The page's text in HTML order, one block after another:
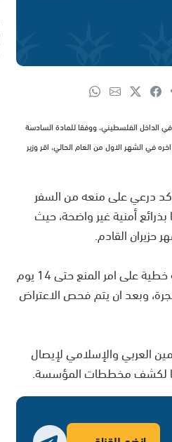
الداخل الفلسطيني، ووفقا للمادة السادسة
في الشهر الاول من العام الحالي، اقر وزير
درعي على منعه من السفر
أمنية غير واضحة، حيث
حزيران القادم.
هذا وحسبما ورد في الرسالة فان للدكتور سليمان اغبارية الحق في ان يقدم اعتراضه برسالة خطية على امر المنع حتى 14 يوم
وبعد ان يتم فحص الاعتراض
العربي والإسلامي لإيصال
لكشف مخططات المؤسسة.